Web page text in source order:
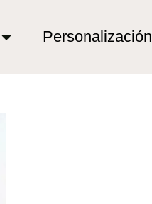
Personalización
fishing